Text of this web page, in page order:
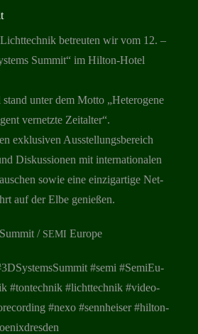
betreu­ten wir vom 12. –
Sum­mit“ im Hil­ton-Hotel
unter dem Motto „Hete­ro­gene
ver­netzte Zeitalter“.
exklu­si­ven Aus­stel­lungs­be­reich
Dis­kus­sio­nen mit inter­na­tio­na­len
sowie eine ein­zig­ar­tige Net­
auf der Elbe genießen.
/ SEMI Europe
#semi #Semi­Eu­
#ton­tech­nik #licht­tech­nik #video­
#nexo #senn­hei­ser #hil­ton­